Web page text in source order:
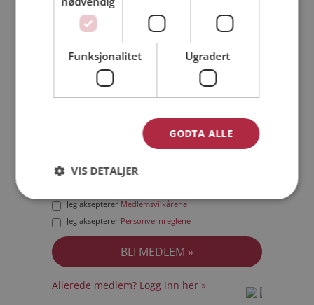
Jeg er en: Mann Kvinne
Min alder:
Jeg akseptererMedlemsvilkårene
Jeg aksepterer Personvernreglene
Allerede medlem? Logg inn her »
Funksjonalitet Ugradert
GODTA ALLE
VIS DETALJER